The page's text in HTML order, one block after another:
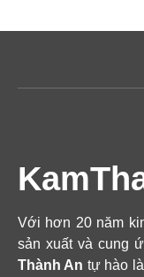
Với hơn 20 năm
sản xuất và cung
Thành An tự hào